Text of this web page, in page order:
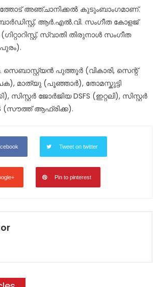
അഞ്ചാനിക്കൽ കുടുംബാംഗമാണ്.
ആർ.എൽ.വി. സംഗീത കോളജ്
സ്വാതി തിരുനാൾ സംഗീത
പുത്തൂർ (വികാരി, സെന്റ്
മാത്യു (പൂഞ്ഞാർ), തോമസ്കുട്ടി
സിസ്റ്റർ ജോർജിയ DSFS (ഇറ്റലി), സിസ്റ്റർ
(സൗത്ത് ആഫ്രിക്ക).
Tweet on twitter
Pin to pinterest